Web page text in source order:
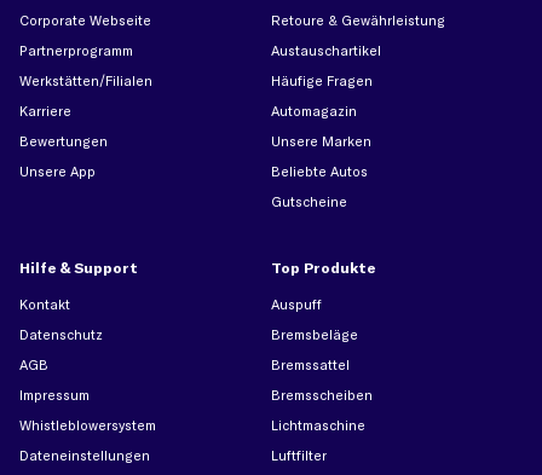
Corporate Webseite
Partnerprogramm
Werkstätten/Filialen
Karriere
Bewertungen
Unsere App
Retoure & Gewährleistung
Austauschartikel
Häufige Fragen
Automagazin
Unsere Marken
Beliebte Autos
Gutscheine
Hilfe & Support
Kontakt
Datenschutz
AGB
Impressum
Whistleblowersystem
Dateneinstellungen
Top Produkte
Auspuff
Bremsbeläge
Bremssattel
Bremsscheiben
Lichtmaschine
Luftfilter